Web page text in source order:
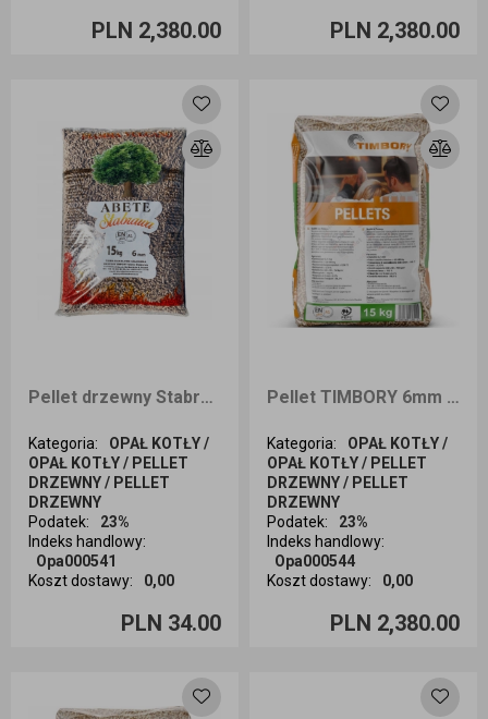
PLN 2,380.00 PLN 2,380.00
Pellet drzewny Stabrawa 15 kg - odbiór osobisty
Kategoria:
OPAŁ KOTŁY /
OPAŁ KOTŁY / PELLET
DRZEWNY / PELLET
DRZEWNY
Podatek:
23%
Indeks handlowy:
Opa000541
Koszt dostawy: 0,00
PLN 34.00
Ilość sztuk
Pellet TIMBORY 6mm 1050kg
Kategoria:
OPAŁ KOTŁY /
OPAŁ KOTŁY / PELLET
DRZEWNY / PELLET
DRZEWNY
Podatek:
23%
Indeks handlowy:
Opa000544
Koszt dostawy: 0,00
PLN 2,380.00
Ilość sztuk